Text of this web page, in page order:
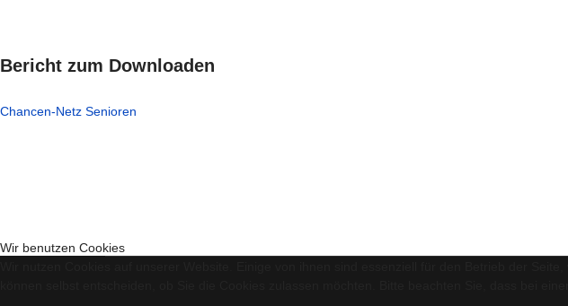
Bericht zum Downloaden
Chancen-Netz Senioren
Wir benutzen Cookies
können selbst entscheiden, ob Sie die Cookies zulassen möchten. Bitte beachten Sie, dass bei